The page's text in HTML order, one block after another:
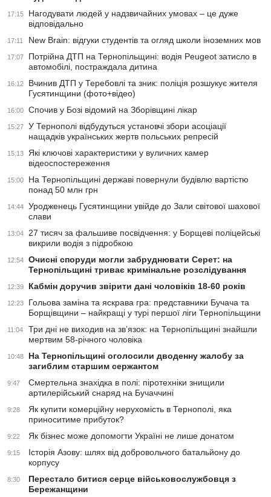
17:15
Нагодувати людей у надзвичайних умовах – це дуже
відповідально
17:11 New Brain: відгуки студентів та огляд школи іноземних мов
17:07
Потрійна ДТП на Тернопільщині: водія Peugeot затисло в
автомобілі, постраждала дитина
16:12
Вчинив ДТП у Теребовлі та зник: поліція розшукує жителя
Гусятинщини (фото+відео)
16:00 Спочив у Бозі відомий на Зборівщині лікар
15:27
У Тернополі відбудуться установчі збори асоціації
нащадків українських жертв польських репресій
15:13
Які ключові характеристики у вуличних камер
відеоспостереження
15:00
На Тернопільщині державі повернули будівлю вартістю
понад 50 млн грн
14:44
Уродженець Гусятинщини увійде до Зали світової шахової
слави
13:04
27 тисяч за фальшиве посвідчення: у Борщеві поліцейські
викрили водія з підробкою
12:54
Очисні споруди могли забруднювати Серет: на
Тернопільщині триває кримінальне розслідування
12:39 Кабмін доручив звірити дані чоловіків 18-60 років
12:23
Гольова заміна та яскрава гра: представники Бучача та
Борщівщини – найкращі у турі першої ліги Тернопільщини
11:04
Три дні не виходив на зв’язок: на Тернопільщині знайшли
мертвим 58-річного чоловіка
10:48
На Тернопільщині оголосили дводенну жалобу за
загиблим старшим сержантом
9:47
Смертельна знахідка в полі: піротехніки знищили
артилерійський снаряд на Бучаччині
9:28
Як купити комерційну нерухомість в Тернополі, яка
приноситиме прибуток?
9:22 Як бізнес може допомогти Україні не лише донатом
9:15
Історія Азову: шлях від добровольчого батальйону до
корпусу
8:30
Перестало битися серце військовослужбовця з
Бережанщини